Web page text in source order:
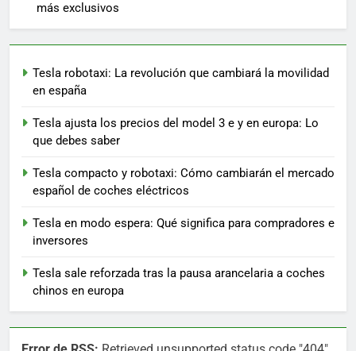
más exclusivos
Tesla robotaxi: La revolución que cambiará la movilidad
en españa
Tesla ajusta los precios del model 3 e y en europa: Lo
que debes saber
Tesla compacto y robotaxi: Cómo cambiarán el mercado
español de coches eléctricos
Tesla en modo espera: Qué significa para compradores e
inversores
Tesla sale reforzada tras la pausa arancelaria a coches
chinos en europa